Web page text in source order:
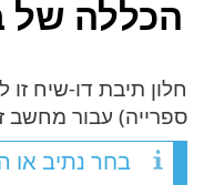
הכללה של
חלון תיבת דו-שיח זו
ספרייה) עבור מחשב
בחר נתיב או